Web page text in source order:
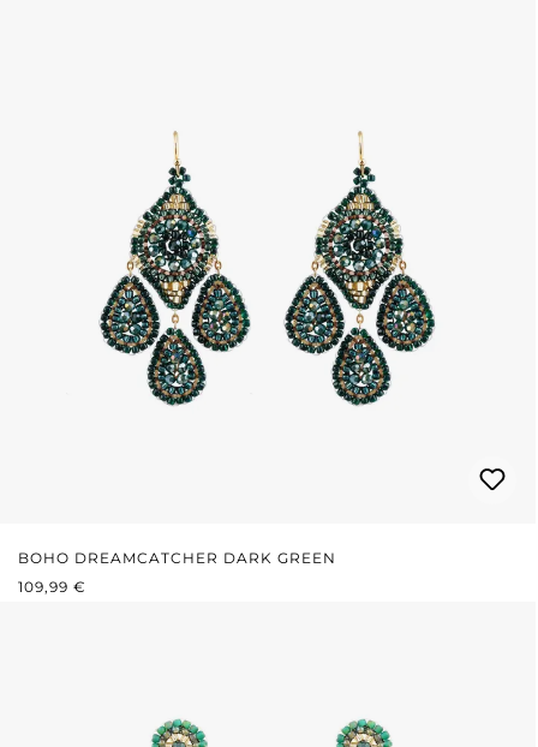
BOHO DREAMCATCHER DARK GREEN
REGULÄRER PREIS:
109,99 €